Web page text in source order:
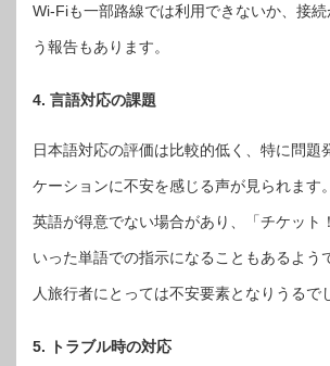
Wi-Fiも一部路線では利用できないか、接
う報告もあります。
4. 言語対応の課題
日本語対応の評価は比較的低く、特に問題
ケーションに不安を感じる声が見られます
英語が得意でない場合があり、「チケット
いった単語での指示になることもあるよう
人旅行者にとっては不安要素となりうるで
5. トラブル時の対応